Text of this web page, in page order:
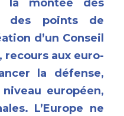
la montée des
des points de
d’un Conseil
aux euro-
la défense,
européen,
L’Europe ne